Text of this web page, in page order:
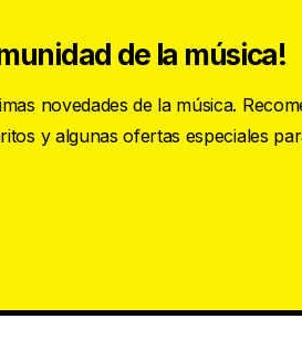
de la música!
novedades de la música.
y algunas ofertas especiales